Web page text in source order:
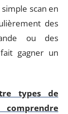
scan en
des
ou des
gagner un
types de